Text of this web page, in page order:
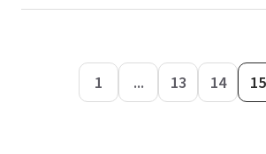
1 ... 13 14 15